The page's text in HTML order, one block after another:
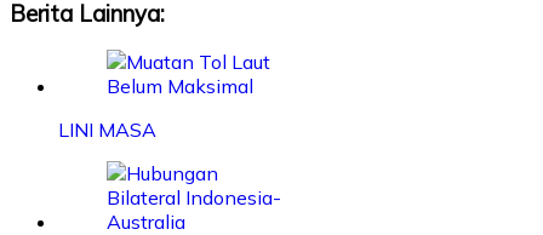
Berita Lainnya:
LINI MASA